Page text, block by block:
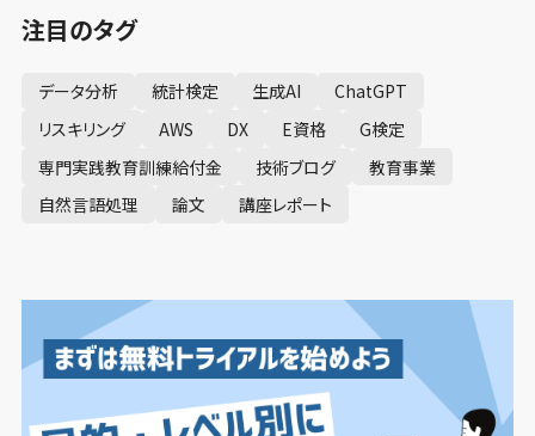
注目のタグ
データ分析 統計検定 生成AI
ChatGPT
リスキリング
AWS DX E資格
G検定
専門実践教育訓練給付金
技術ブログ
教育事業
自然言語処理
論文 講座レポート